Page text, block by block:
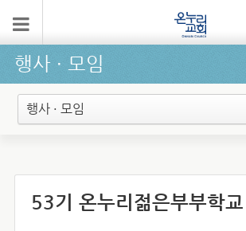
행사 ∙ 모임
행사 · 모임
53기 온누리젊은부부학교